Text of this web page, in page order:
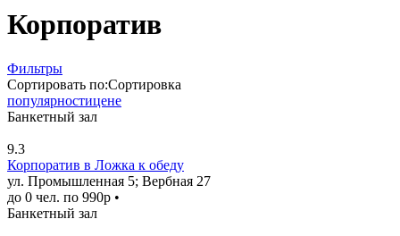
Корпоратив
Фильтры
Сортировать по:Сортировка
популярностицене
Банкетный зал
9.3
Корпоратив в Ложка к обеду
ул. Промышленная 5; Вербная 27
до 0 чел. по 990р •
Банкетный зал